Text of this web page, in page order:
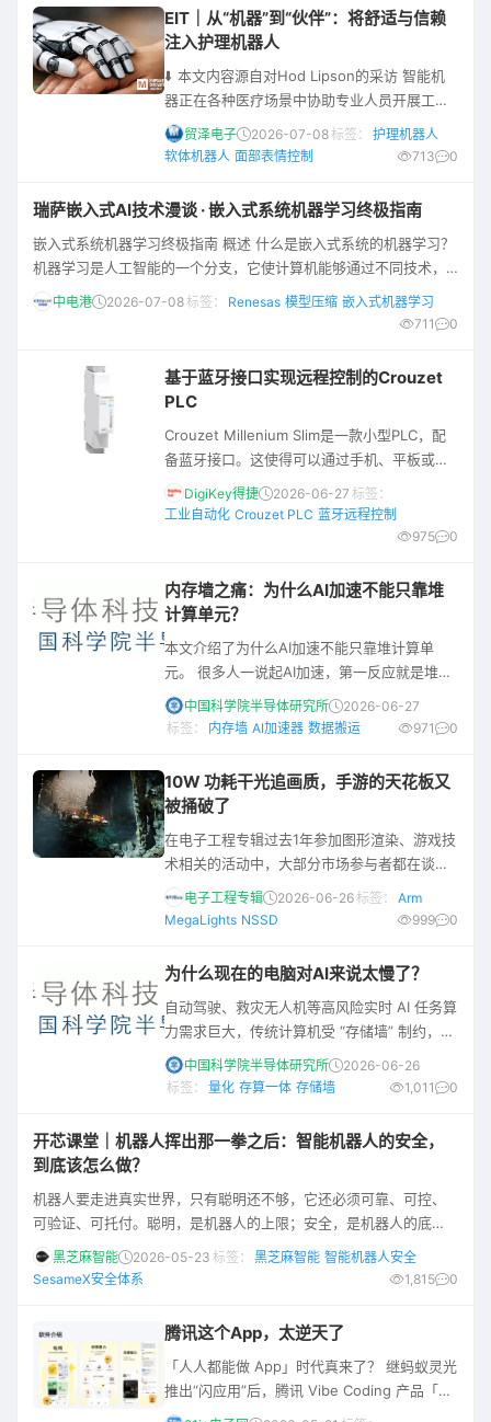
设备研发门槛，实现从入门消费级到高端专业
级产品需求一站式覆盖。 01 行业痛点：USB
音频方案开发的挑战 当前
EIT｜从“机器”到“伙伴”：将舒适与信赖
注入护理机器人
⬇️ 本文内容源自对Hod Lipson的采访 智能机
器正在各种医疗场景中协助专业人员开展工
作，越来越多的机器人出现在了微创手术、医
院后勤、疾病诊断乃至康复治疗等领域中，持
助手，让不堪重负的护理人员得以减轻工作压
力。 为了了解护理机器人未来的发展方向，我
们采访了毕生致力于探索“机器如何具备人性”
的专家Hod Lips
贸泽电子 2026-07-08标签：
护理机器人
软体机器人 面部表情控制 713 0
瑞萨嵌入式AI技术漫谈 · 嵌入式系统机器学习终极指南
嵌入式系统机器学习终极指南 概述 什么是嵌入式系统的机器学习？
机器学习是人工智能的一个分支，它使计算机能够通过不同技术，
从数据中以迭代方式进行学习。我们的目标是让系统从数据中学习
并进行预测。这与传统方法有明显区别：传统方式依赖程序员编写
则专门面向嵌入式设备，使其能够采集数据、学习并执行预测。这
类系统通常与传统计算机相比，内存更小、RAM更
中电港 2026-07-08标签： Renesas 模型压缩 嵌入式机器学习
711
0
基于蓝牙接口实现远程控制的Crouzet
PLC
Crouzet Millenium Slim是一款小型PLC，配
备蓝牙接口。这使得可以通过手机、平板或
PC，使用Crouzet虚拟显示屏进行远程控制。
借助此蓝牙连接，您可以监控和控制您的小型
方案。它采用本地控制，使用红色停止按钮和
绿色启动按钮，如图1所示。远程/本地选择开
关是一个许可开关，
DigiKey得捷 2026-06-27 标签：
工业自动化 Crouzet PLC 蓝牙远程控制
975
0
内存墙之痛：为什么AI加速不能只靠堆
计算单元？
本文介绍了为什么AI加速不能只靠堆计算单
元。 很多人一说起AI加速，第一反应就是堆算
力、堆更多浮点计算单元。 错了， 现在的瓶颈
根本不是计算本身，是数据搬运、通信和不规
token都要读写一遍已经存起来的KV缓存，这
玩意儿根本不怎么缺计算，缺的是内存带宽
——你带宽不够，就算计算单元堆得再多，也
得等着数据慢悠悠从内存运
中国科学院半导体研究所
2026-06-27
标签：
内存墙 AI加速器 数据搬运 971 0
10W 功耗干光追画质，手游的天花板又
被捅破了
在电子工程专辑过去1年参加图形渲染、游戏技
术相关的活动中，大部分市场参与者都在谈包
括PC、移动设备、游戏主机等不同类型端侧设
备游戏体验的“融合”或“走向趋同”。 这个命题
的。不过要实现这一点，硬件技术上的一个悖
论在于：不同尺寸、不同功耗、不同散热能力
的设备，不大可能达到相似的图形渲染水平
——在任何情况下，一台10W功耗
电子工程专辑 2026-06-26标签：
Arm
MegaLights NSSD 999 0
为什么现在的电脑对AI来说太慢了？
自动驾驶、救灾无人机等高风险实时 AI 任务算
力需求巨大，传统计算机受 “存储墙” 制约，算
力与能耗难以平衡。文章剖析传统硬件瓶颈，
借鉴人脑神经元特性，介绍存算一体、神经形
飞船导航，操纵火箭着陆。如今，它早就不是
日常生活中。你听歌、看视频，它给你推荐；
你出国旅行，它帮你
中国科学院半导体研究所
2026-06-26
标签：
量化 存算一体 存储墙 1,011 0
开芯课堂｜机器人挥出那一拳之后：智能机器人的安全，
到底该怎么做？
机器人要走进真实世界，只有聪明还不够，它还必须可靠、可控、
可验证、可托付。聪明，是机器人的上限；安全，是机器人的底
线。 一、那一拳的警示：从隐忧到现实 2025年GeekCon安全极客
大赛上，两名白帽黑客远程劫持人形机器人，仅用不到3分钟就让两
拳，却击碎了整个行业对安全的幻想。当机
黑芝麻智能 2026-05-23 标签： 黑芝麻智能 智能机器人安全
SesameX安全体系
1,815 0
腾讯这个App，太逆天了
「人人都能做 App」时代真来了？ 继蚂蚁灵光
推出“闪应用”后，腾讯 Vibe Coding 产品「吐
司」在自家应用宝商城上线，定位「应用生成